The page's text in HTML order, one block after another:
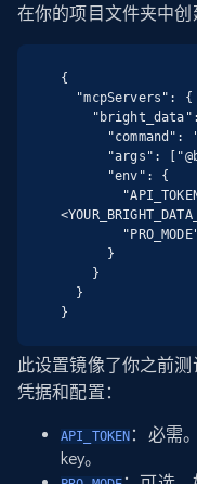
在你的项目文件夹中创
{
}
此设置镜像了你之前测
凭据和配置：
API_TOKEN ：必需
key。